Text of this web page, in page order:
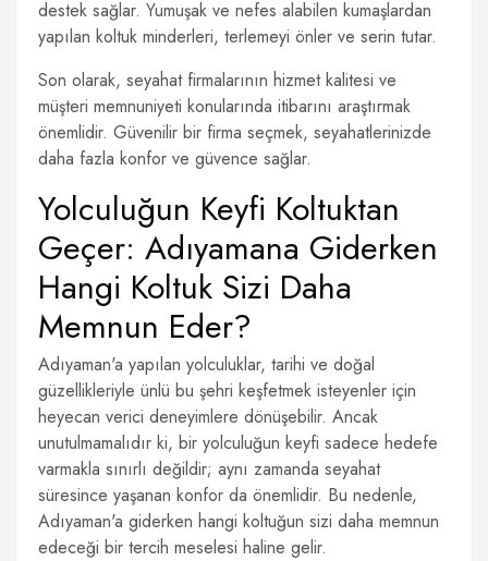
destek sağlar. Yumuşak ve nefes alabilen kumaşlardan
yapılan koltuk minderleri, terlemeyi önler ve serin tutar.
Son olarak, seyahat firmalarının hizmet kalitesi ve
müşteri memnuniyeti konularında itibarını araştırmak
önemlidir. Güvenilir bir firma seçmek, seyahatlerinizde
daha fazla konfor ve güvence sağlar.
Yolculuğun Keyfi Koltuktan
Geçer: Adıyamana Giderken
Hangi Koltuk Sizi Daha
Memnun Eder?
Adıyaman'a yapılan yolculuklar, tarihi ve doğal
güzellikleriyle ünlü bu şehri keşfetmek isteyenler için
heyecan verici deneyimlere dönüşebilir. Ancak
unutulmamalıdır ki, bir yolculuğun keyfi sadece hedefe
varmakla sınırlı değildir; aynı zamanda seyahat
süresince yaşanan konfor da önemlidir. Bu nedenle,
Adıyaman'a giderken hangi koltuğun sizi daha memnun
edeceği bir tercih meselesi haline gelir.